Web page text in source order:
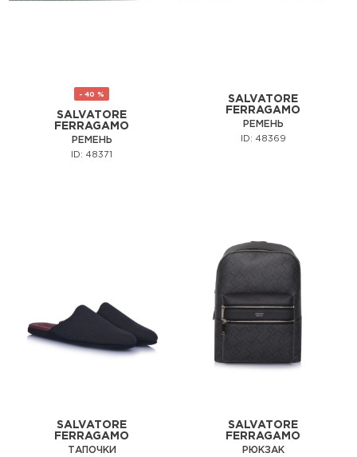
- 40 %
SALVATORE
FERRAGAMO
РЕМЕНЬ
ID: 48371
SALVATORE
FERRAGAMO
РЕМЕНЬ
ID: 48369
SALVATORE
FERRAGAMO
ТАПОЧКИ
SALVATORE
FERRAGAMO
РЮКЗАК